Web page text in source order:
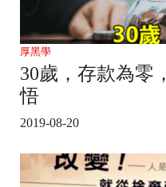
厚黑學
30歲，存款為零
悟
2019-08-20